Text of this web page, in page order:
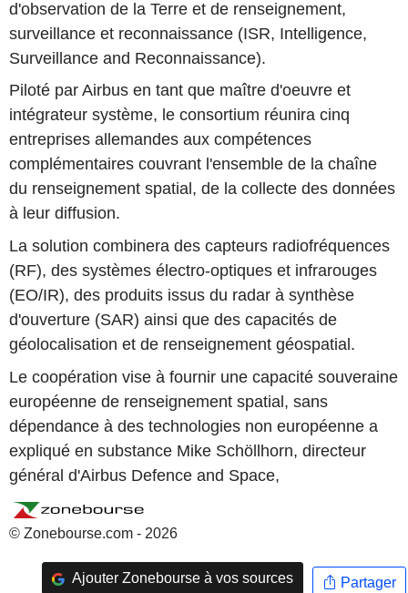
d'observation de la Terre et de renseignement,
surveillance et reconnaissance (ISR, Intelligence,
Surveillance and Reconnaissance).
Piloté par Airbus en tant que maître d'oeuvre et
intégrateur système, le consortium réunira cinq
entreprises allemandes aux compétences
complémentaires couvrant l'ensemble de la chaîne
du renseignement spatial, de la collecte des données
à leur diffusion.
La solution combinera des capteurs radiofréquences
(RF), des systèmes électro-optiques et infrarouges
(EO/IR), des produits issus du radar à synthèse
d'ouverture (SAR) ainsi que des capacités de
géolocalisation et de renseignement géospatial.
Le coopération vise à fournir une capacité souveraine
européenne de renseignement spatial, sans
dépendance à des technologies non européenne a
expliqué en substance Mike Schöllhorn, directeur
général d'Airbus Defence and Space,
© Zonebourse.com - 2026
Ajouter Zonebourse à vos sources Partager